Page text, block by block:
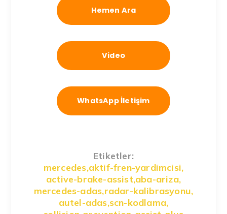
Hemen Ara
Video
WhatsApp İletişim
Etiketler:
mercedes,aktif-fren-yardimcisi,
active-brake-assist,aba-ariza,
mercedes-adas,radar-kalibrasyonu,
autel-adas,scn-kodlama,